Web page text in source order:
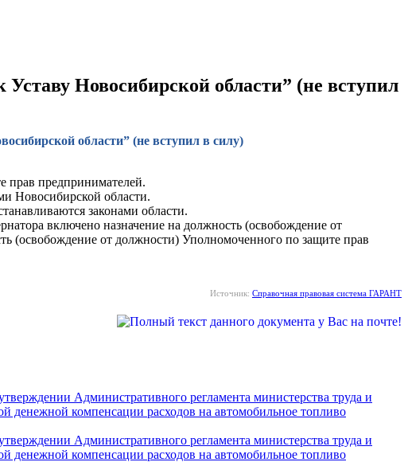
Новосибирской области” (не вступил
области” (не вступил в силу)
прав предпринимателей.
Новосибирской области.
законами области.
включено назначение на должность (освобождение от
(освобождение от должности) Уполномоченного по защите прав
Источник: Справочная правовая система ГАРАНТ
Административного регламента министерства труда и
денежной компенсации расходов на автомобильное топливо
Административного регламента министерства труда и
денежной компенсации расходов на автомобильное топливо